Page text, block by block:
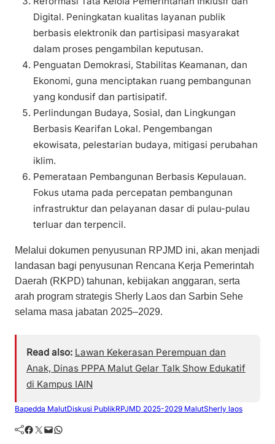
Digital. Peningkatan kualitas layanan publik
berbasis elektronik dan partisipasi masyarakat
dalam proses pengambilan keputusan.
Penguatan Demokrasi, Stabilitas Keamanan, dan
Ekonomi, guna menciptakan ruang pembangunan
yang kondusif dan partisipatif.
Perlindungan Budaya, Sosial, dan Lingkungan
Berbasis Kearifan Lokal. Pengembangan
ekowisata, pelestarian budaya, mitigasi perubahan
iklim.
Pemerataan Pembangunan Berbasis Kepulauan.
Fokus utama pada percepatan pembangunan
infrastruktur dan pelayanan dasar di pulau-pulau
terluar dan terpencil.
Melalui dokumen penyusunan RPJMD ini, akan menjadi
landasan bagi penyusunan Rencana Kerja Pemerintah
Daerah (RKPD) tahunan, kebijakan anggaran, serta
arah program strategis Sherly Laos dan Sarbin Sehe
selama masa jabatan 2025–2029.
Read also: Lawan Kekerasan Perempuan dan
Anak, Dinas PPPA Malut Gelar Talk Show Edukatif
di Kampus IAIN
Bapedda MalutDiskusi PublikRPJMD 2025-2029 MalutSherly laos
Facebook Twitter Mail WhatsApp